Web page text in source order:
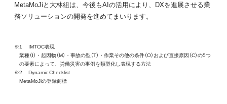
MetaMoJiと大林組は、今後もAIの活用により、DXを進展させる業
務ソリューションの開発を進めてまいります。
※1 IMTOC表現
業種（I）・起因物（M）・事故の型（T）・作業その他の条件（O）および直接原因（C）の5つ
の要素によって、労働災害の事例を類型化し表現する方法
※2 Dynamic Checklist
MetaMoJiの登録商標